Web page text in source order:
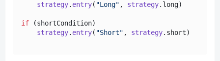
strategy. entry( "Long" , strategy. long)
if (shortCondition)
strategy. entry( "Short" , strategy. short)